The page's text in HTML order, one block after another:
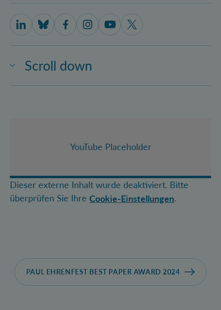
Scroll down
IQOQI Vienna on LinkedIn
IQOQI Vienna on Bluesky
IQOQI Vienna on Facebook
IQOQI Vienna on Instagram
IQOQI Vienna on Youtube
IQOQI Vienna on X
YouTube Placeholder
Dieser externe Inhalt wurde deaktiviert. Bitte
überprüfen Sie Ihre Cookie-Einstellungen.
PAUL EHRENFEST BEST PAPER AWARD 2024